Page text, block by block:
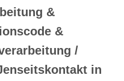
&
&
/
in